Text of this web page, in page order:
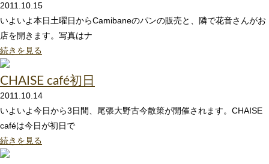
2011.10.15
いよいよ本日土曜日からCamibaneのパンの販売と、隣で花音さんがお
店を開きます。写真はナ
続きを見る
CHAISE café初日
2011.10.14
いよいよ今日から3日間、尾張大野古今散策が開催されます。CHAISE
caféは今日が初日で
続きを見る